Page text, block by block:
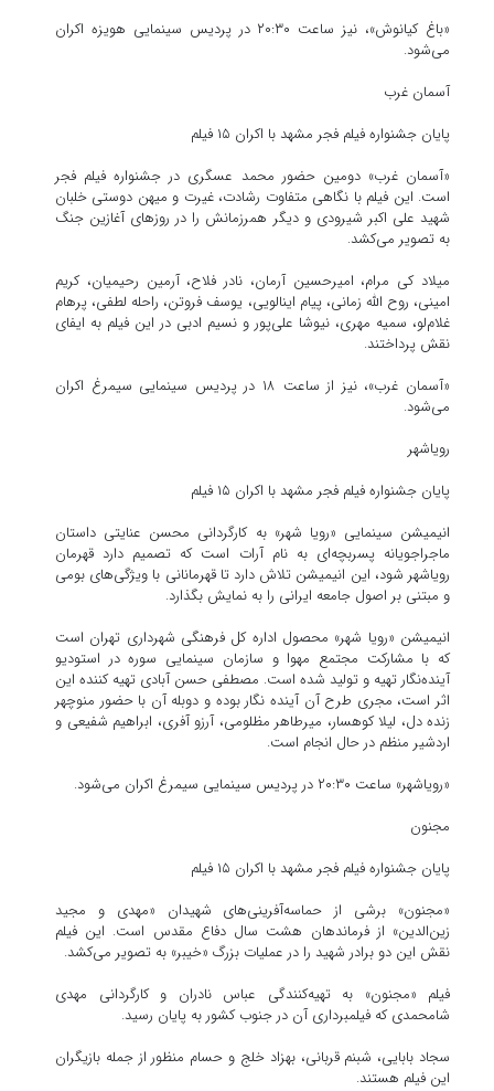
«باغ کیانوش»، نیز ساعت ۲۰:۳۰ در پردیس سینمایی هویزه اکران
می‌شود.
آسمان غرب
پایان جشنواره فیلم فجر مشهد با اکران ۱۵ فیلم
«آسمان غرب» دومین حضور محمد عسگری در جشنواره فیلم فجر
است. این فیلم با نگاهی متفاوت رشادت، غیرت و میهن دوستی خلبان
شهید علی اکبر شیرودی و دیگر همرزمانش را در روزهای آغازین جنگ
به تصویر می‌کشد.
میلاد کی مرام، امیرحسین آرمان، نادر فلاح، آرمین رحیمیان، کریم
امینی، روح الله زمانی، پیام اینالویی، یوسف فروتن، راحله لطفی، پرهام
غلام‌لو، سمیه مهری، نیوشا علی‌پور و نسیم ادبی در این فیلم به ایفای
نقش پرداختند.
«آسمان غرب»، نیز از ساعت ۱۸ در پردیس سینمایی سیمرغ اکران
می‌شود.
رویاشهر
پایان جشنواره فیلم فجر مشهد با اکران ۱۵ فیلم
انیمیشن سینمایی «رویا شهر» به کارگردانی محسن عنایتی داستان
ماجراجویانه پسربچه‌ای به نام آرات است که تصمیم دارد قهرمان
رویاشهر شود، این انیمیشن تلاش دارد تا قهرمانانی با ویژگی‌های بومی
و مبتنی بر اصول جامعه ایرانی را به نمایش بگذارد.
انیمیشن «رویا شهر» محصول اداره کل فرهنگی شهرداری تهران است
که با مشارکت مجتمع مهوا و سازمان سینمایی سوره در استودیو
آینده‌نگار تهیه و تولید شده است. مصطفی حسن آبادی تهیه کننده این
اثر است، مجری طرح آن آینده نگار بوده و دوبله آن با حضور منوچهر
زنده دل، لیلا کوهسار، میرطاهر مظلومی، آرزو آفری، ابراهیم شفیعی و
اردشیر منظم در حال انجام است.
«رویاشهر» ساعت ۲۰:۳۰ در پردیس سینمایی سیمرغ اکران می‌شود.
مجنون
پایان جشنواره فیلم فجر مشهد با اکران ۱۵ فیلم
«مجنون» برشی از حماسه‌آفرینی‌های شهیدان «مهدی و مجید
زین‌الدین» از فرماندهان هشت سال دفاع مقدس است. این فیلم
نقش این دو برادر شهید را در عملیات بزرگ «خیبر» به تصویر می‌کشد.
فیلم «مجنون» به تهیه‌کنندگی عباس نادران و کارگردانی مهدی
شامحمدی که فیلمبرداری آن در جنوب کشور به پایان رسید.
سجاد بابایی، شبنم قربانی، بهزاد خلج و حسام منظور از جمله بازیگران
این فیلم هستند.